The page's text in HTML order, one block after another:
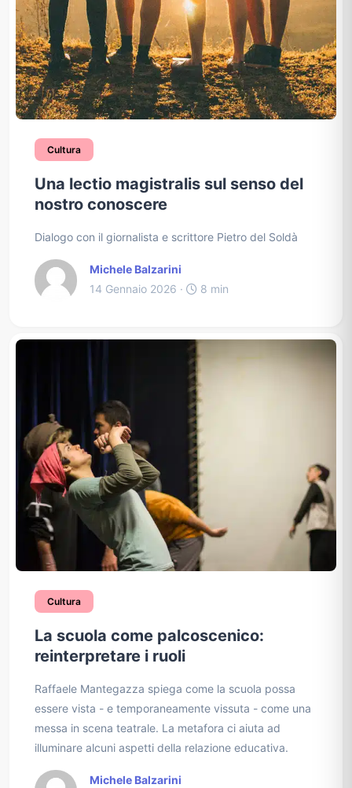
Cultura
Una lectio magistralis sul senso del
nostro conoscere
Dialogo con il giornalista e scrittore Pietro del Soldà
Michele Balzarini
14 Gennaio 2026 ·
8 min
Cultura
La scuola come palcoscenico:
reinterpretare i ruoli
Raffaele Mantegazza spiega come la scuola possa
essere vista - e temporaneamente vissuta - come una
messa in scena teatrale. La metafora ci aiuta ad
illuminare alcuni aspetti della relazione educativa.
Michele Balzarini